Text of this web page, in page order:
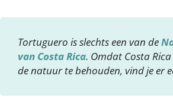
Tortuguero is slechts een van de
van Costa Rica. Omdat Costa
de natuur te behouden, vind je er